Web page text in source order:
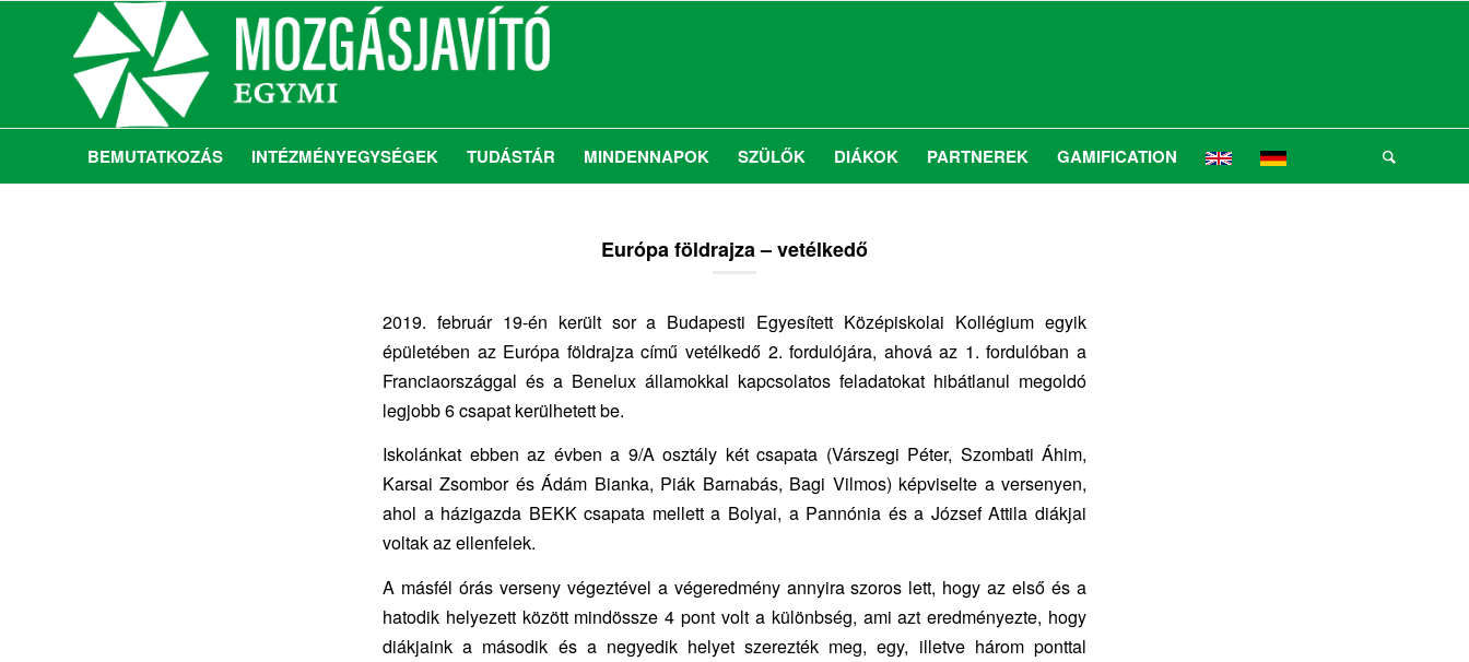
BEMUTATKOZÁS INTÉZMÉNYEGYSÉGEK TUDÁSTÁR MINDENNAPOK SZÜLŐK DIÁKOK PARTNEREK GAMIFICATION
Európa földrajza – vetélkedő
2019. február 19-én került sor a Budapesti Egyesített Középiskolai Kollégium egyik
épületében az Európa földrajza című vetélkedő 2. fordulójára, ahová az 1. fordulóban a
Franciaországgal és a Benelux államokkal kapcsolatos feladatokat hibátlanul megoldó
legjobb 6 csapat kerülhetett be.
Iskolánkat ebben az évben a 9/A osztály két csapata (Várszegi Péter, Szombati Áhim,
Karsai Zsombor és Ádám Bianka, Piák Barnabás, Bagi Vilmos) képviselte a versenyen,
ahol a házigazda BEKK csapata mellett a Bolyai, a Pannónia és a József Attila diákjai
voltak az ellenfelek.
A másfél órás verseny végeztével a végeredmény annyira szoros lett, hogy az első és a
hatodik helyezett között mindössze 4 pont volt a különbség, ami azt eredményezte, hogy
diákjaink a második és a negyedik helyet szerezték meg, egy, illetve három ponttal